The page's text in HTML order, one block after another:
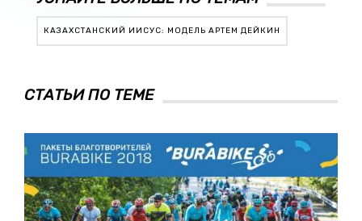
КАЗАХСТАНСКИЙ ИИСУС: МОДЕЛЬ АРТЕМ ДЕЙКИН
СТАТЬИ ПО ТЕМЕ